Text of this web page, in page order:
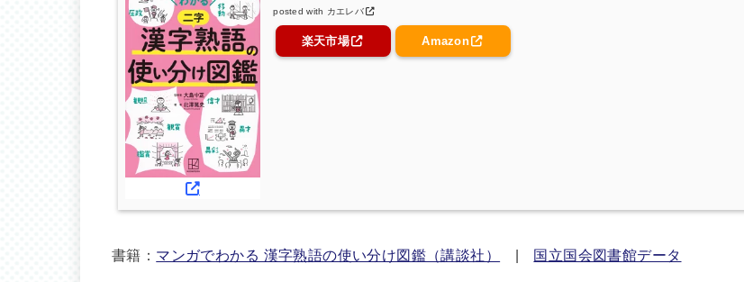
posted with カエレバ
楽天市場 Amazon
書籍： マンガでわかる 漢字熟語の使い分け図鑑（講談社） | 国立国会図書館データ